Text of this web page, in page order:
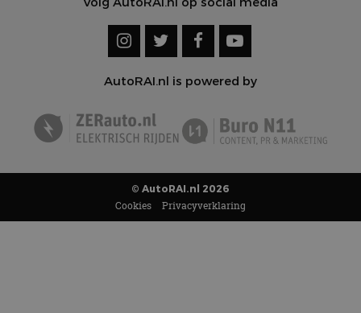
AutoRAI.nl is powered by
© AutoRAI.nl 2026
Cookies Privacyverklaring